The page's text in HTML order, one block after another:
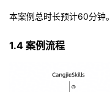
学
堂
持
我
本案例总时长预计60分钟。
1.4 案例流程